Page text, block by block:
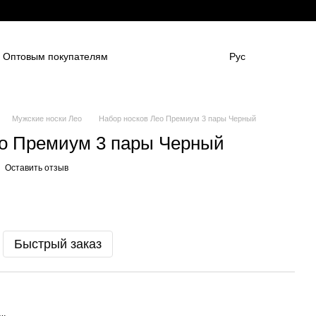
Оптовым покупателям
Рус
Мужские носки Лео Набор носков Лео Премиум 3 пары Черный
Премиум 3 пары Черный
Оставить отзыв
Быстрый заказ